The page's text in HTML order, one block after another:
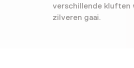
verschillende kluften
zilveren gaai.